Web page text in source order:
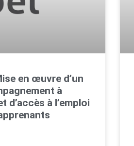
en œuvre d’un
à
d’accès à l’emploi